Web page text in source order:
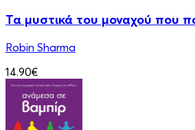
Τα μυστικά του μοναχού που
Robin Sharma
14.90€